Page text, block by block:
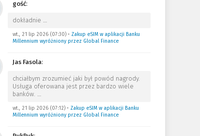
gość:
dokładnie …
wt., 21 lip 2026 (07:30)• Zakup eSIM w aplikacji Banku
Millennium wyróżniony przez Global Finance
Jas Fasola:
chciałbym zrozumieć jaki był powód nagrody.
Usługa oferowana jest przez bardzo wiele
banków. …
wt., 21 lip 2026 (07:12)• Zakup eSIM w aplikacji Banku
Millennium wyróżniony przez Global Finance